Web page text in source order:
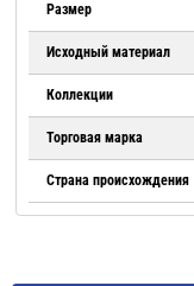
Размер
Исходный материал
Коллекции
Торговая марка
Страна происхождения